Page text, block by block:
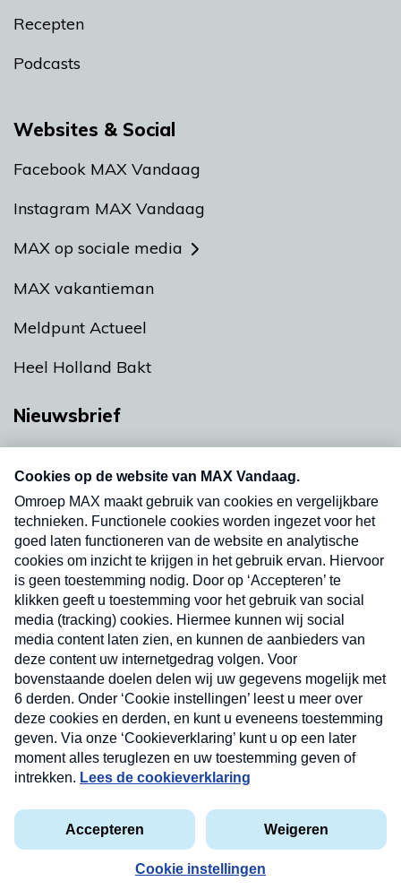
Recepten
Podcasts
Websites & Social
Facebook MAX Vandaag
Instagram MAX Vandaag
MAX op sociale media
MAX vakantieman
Meldpunt Actueel
Heel Holland Bakt
Nieuwsbrief
nieuwsbrief. Elke vrijdag- en dinsdagochtend in
uw mailbox.
Verzend
Privacyverklaring
Cookieverklaring
Kwetsbaarheid melden
Copyright © 2026 MAX Vandaag - Omroep MAX
Nieuwsbrief
Neem hier een gratis abonnement op onze
nieuwsbrief. Elke vrijdag- en dinsdagochtend in uw